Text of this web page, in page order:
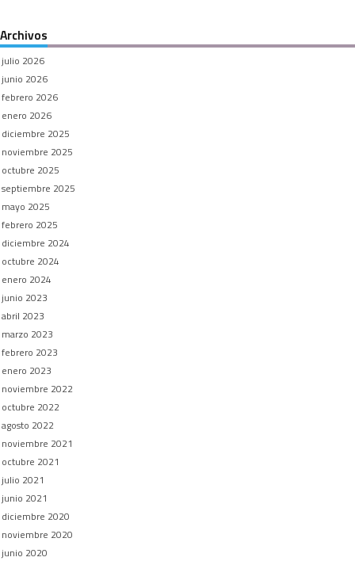
Archivos
julio 2026
junio 2026
febrero 2026
enero 2026
diciembre 2025
noviembre 2025
octubre 2025
septiembre 2025
mayo 2025
febrero 2025
diciembre 2024
octubre 2024
enero 2024
junio 2023
abril 2023
marzo 2023
febrero 2023
enero 2023
noviembre 2022
octubre 2022
agosto 2022
noviembre 2021
octubre 2021
julio 2021
junio 2021
diciembre 2020
noviembre 2020
junio 2020